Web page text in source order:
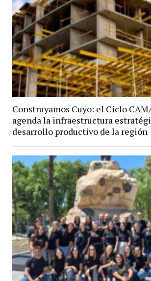
Construyamos Cuyo: el Ciclo
agenda la infraestructura
desarrollo productivo de la región